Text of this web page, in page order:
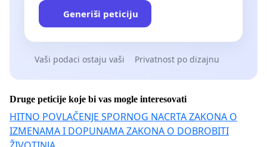
Generiši peticiju
Vaši podaci ostaju vaši Privatnost po dizajnu
Druge peticije koje bi vas mogle interesovati
HITNO POVLAČENJE SPORNOG NACRTA ZAKONA O
IZMENAMA I DOPUNAMA ZAKONA O DOBROBITI